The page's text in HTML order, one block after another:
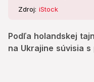
Zdroj: iStock
Podľa holandskej
na Ukrajine súvisia